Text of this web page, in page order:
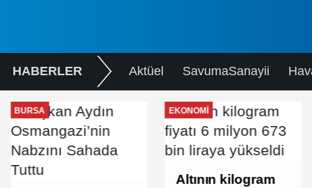
HABERLER Aktüel SavumaSanayii
BURSA EKONOMI
Altının kilogram